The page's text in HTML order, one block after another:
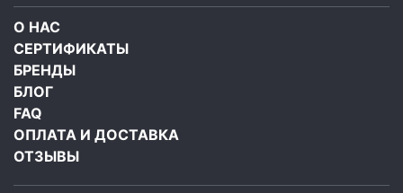
О НАС
СЕРТИФИКАТЫ
БРЕНДЫ
БЛОГ
FAQ
ОПЛАТА И ДОСТАВКА
ОТЗЫВЫ